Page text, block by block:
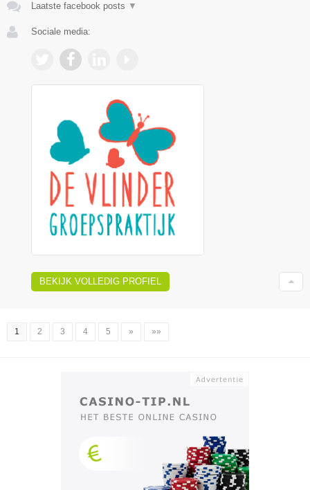
Laatste facebook posts ▼
Sociale media:
BEKIJK VOLLEDIG PROFIEL
1 2 3 4 5 » »»